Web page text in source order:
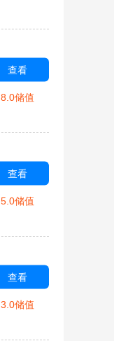
查看
8.0储值
查看
5.0储值
查看
3.0储值